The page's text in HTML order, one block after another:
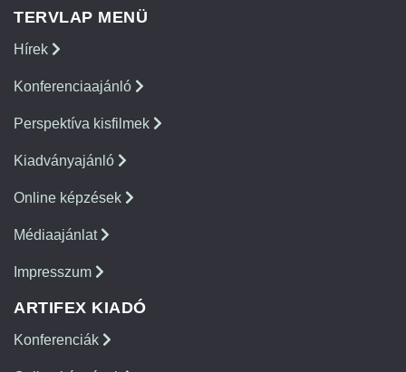
TERVLAP MENÜ
Hírek
Konferenciaajánló
Perspektíva kisfilmek
Kiadványajánló
Online képzések
Médiaajánlat
Impresszum
ARTIFEX KIADÓ
Konferenciák